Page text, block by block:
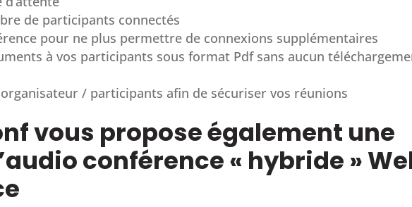
de participants connectés
pour ne plus permettre de connexions supplémentaires
à vos participants sous format Pdf sans aucun
/ participants afin de sécuriser vos réunions
vous propose également une
conférence « hybride »